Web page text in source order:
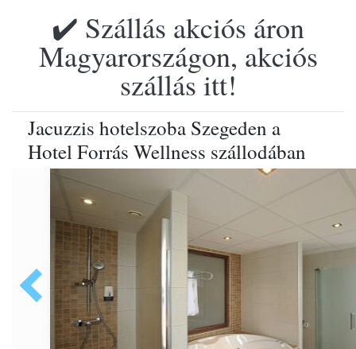
✔️ Szállás akciós áron
Magyarországon, akciós
szállás itt!
Jacuzzis hotelszoba Szegeden a
Hotel Forrás Wellness szállodában